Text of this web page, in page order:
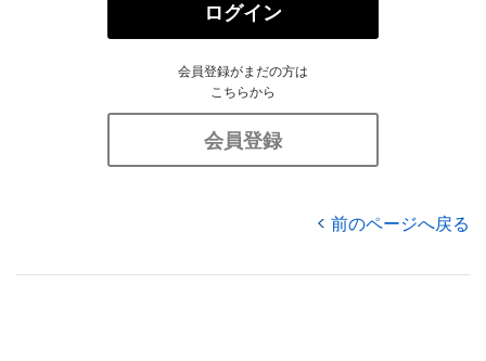
ログイン
会員登録がまだの方は
こちらから
会員登録
前のページへ戻る